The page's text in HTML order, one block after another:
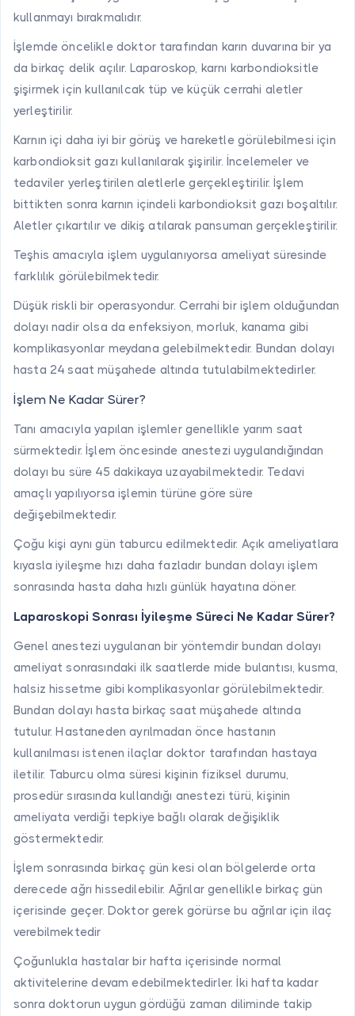
kullanmayı bırakmalıdır.
İşlemde öncelikle doktor tarafından karın duvarına bir ya
da birkaç delik açılır. Laparoskop, karnı karbondioksitle
şişirmek için kullanılcak tüp ve küçük cerrahi aletler
yerleştirilir.
Karnın içi daha iyi bir görüş ve hareketle görülebilmesi için
karbondioksit gazı kullanılarak şişirilir. İncelemeler ve
tedaviler yerleştirilen aletlerle gerçekleştirilir. İşlem
bittikten sonra karnın içindeli karbondioksit gazı boşaltılır.
Aletler çıkartılır ve dikiş atılarak pansuman gerçekleştirilir.
Teşhis amacıyla işlem uygulanıyorsa ameliyat süresinde
farklılık görülebilmektedir.
Düşük riskli bir operasyondur. Cerrahi bir işlem olduğundan
dolayı nadir olsa da enfeksiyon, morluk, kanama gibi
komplikasyonlar meydana gelebilmektedir. Bundan dolayı
hasta 24 saat müşahede altında tutulabilmektedirler.
İşlem Ne Kadar Sürer?
Tanı amacıyla yapılan işlemler genellikle yarım saat
sürmektedir. İşlem öncesinde anestezi uygulandığından
dolayı bu süre 45 dakikaya uzayabilmektedir. Tedavi
amaçlı yapılıyorsa işlemin türüne göre süre
değişebilmektedir.
Çoğu kişi aynı gün taburcu edilmektedir. Açık ameliyatlara
kıyasla iyileşme hızı daha fazladır bundan dolayı işlem
sonrasında hasta daha hızlı günlük hayatına döner.
Laparoskopi Sonrası İyileşme Süreci Ne Kadar Sürer?
Genel anestezi uygulanan bir yöntemdir bundan dolayı
ameliyat sonrasındaki ilk saatlerde mide bulantısı, kusma,
halsiz hissetme gibi komplikasyonlar görülebilmektedir.
Bundan dolayı hasta birkaç saat müşahede altında
tutulur. Hastaneden ayrılmadan önce hastanın
kullanılması istenen ilaçlar doktor tarafından hastaya
iletilir. Taburcu olma süresi kişinin fiziksel durumu,
prosedür sırasında kullandığı anestezi türü, kişinin
ameliyata verdiği tepkiye bağlı olarak değişiklik
göstermektedir.
İşlem sonrasında birkaç gün kesi olan bölgelerde orta
derecede ağrı hissedilebilir. Ağrılar genellikle birkaç gün
içerisinde geçer. Doktor gerek görürse bu ağrılar için ilaç
verebilmektedir
Çoğunlukla hastalar bir hafta içerisinde normal
aktivitelerine devam edebilmektedirler. İki hafta kadar
sonra doktorun uygun gördüğü zaman diliminde takip